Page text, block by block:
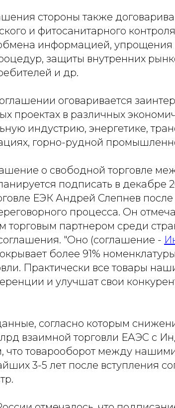
стороны также
и фитосанитарного
информацией,
защиты внутренних
и др.
оговаривается
проектах в различных
индустрию, энергетике,
горно-рудной
о свободной торговле
подписать в декабре
ЕЭК Андрей Слепнев
процесса. Он
торговым партнером среди
"Оно (соглашение -
более 91%
Практически все товары
и улучшат свои
согласно которым
взаимной торговли ЕАЭС с
что товарооборот между
3-5 лет после вступления